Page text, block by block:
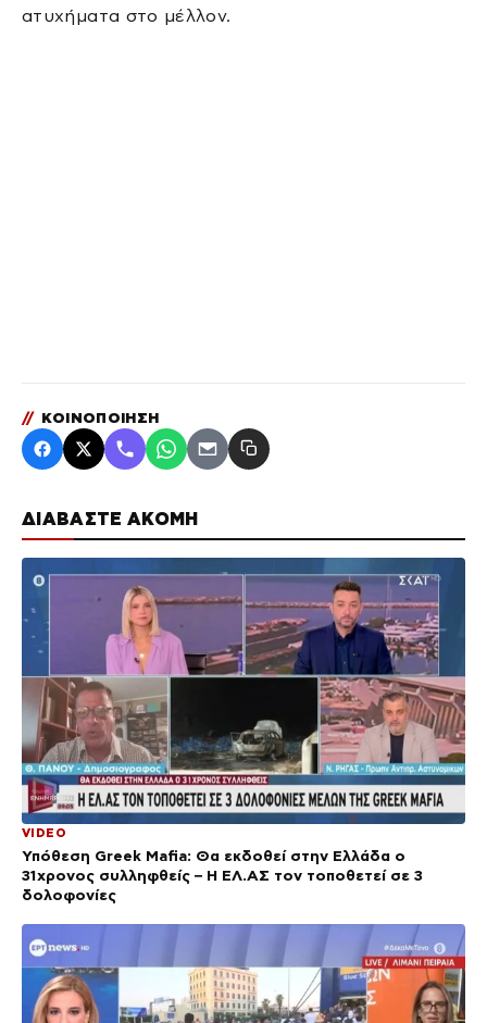
ΔΙΑΒΑΣΤΕ ΑΚΟΜΗ
VIDEO
Υπόθεση Greek Mafia: Θα εκδοθεί στην Ελλάδα ο
31χρονος συλληφθείς – Η ΕΛ.ΑΣ τον τοποθετεί σε 3
δολοφονίες
ατυχήματα στο μέλλον.
// ΚΟΙΝΟΠΟΙΗΣΗ